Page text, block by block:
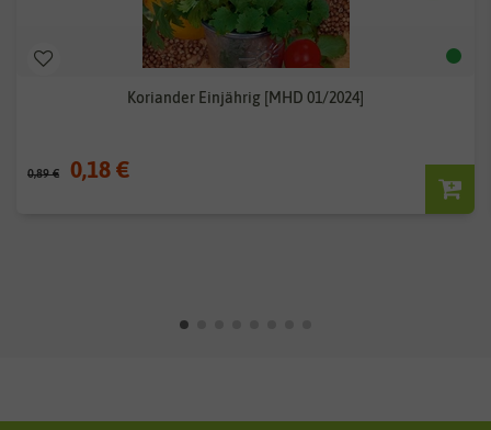
Koriander Einjährig [MHD 01/2024]
0,89 € 0,18 €